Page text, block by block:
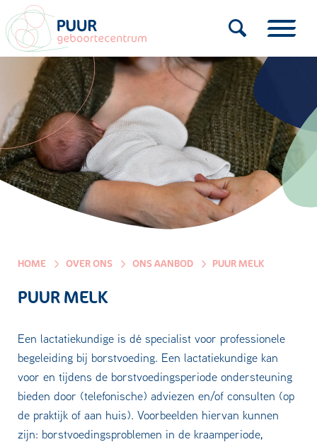
HOME OVER ONS ONS AANBOD PUUR MELK
PUUR MELK
Een lactatiekundige is dé specialist voor professionele
begeleiding bij borstvoeding. Een lactatiekundige kan
voor en tijdens de borstvoedingsperiode ondersteuning
bieden door (telefonische) adviezen en/of consulten (op
de praktijk of aan huis). Voorbeelden hiervan kunnen
zijn: borstvoedingsproblemen in de kraamperiode,